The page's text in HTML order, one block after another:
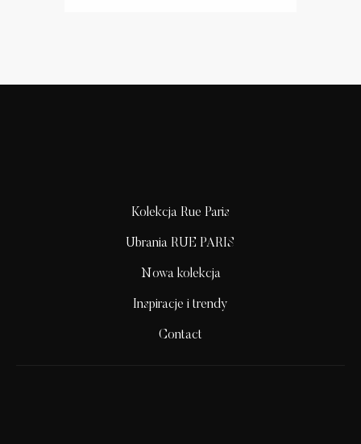
Kolekcja Rue Paris
Ubrania RUE PARIS
Nowa kolekcja
Inspiracje i trendy
Contact